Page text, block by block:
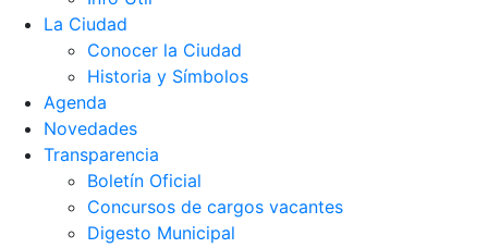
La Ciudad
Conocer la Ciudad
Historia y Símbolos
Agenda
Novedades
Transparencia
Boletín Oficial
Concursos de cargos vacantes
Digesto Municipal